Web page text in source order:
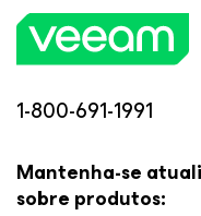
1-800-691-1991
Mantenha-se
sobre produtos: